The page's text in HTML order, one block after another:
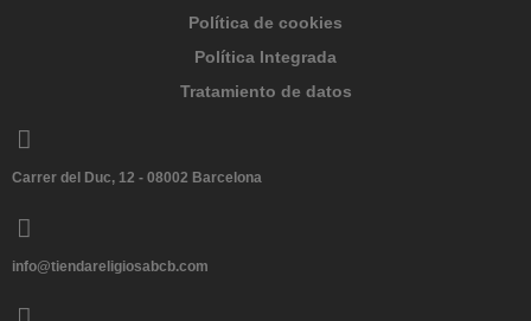
Política de cookies
Política Integrada
Tratamiento de datos
Carrer del Duc, 12 - 08002 Barcelona
info@tiendareligiosabcb.com